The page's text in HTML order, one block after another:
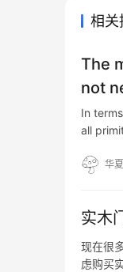
相关
The
not
In
all
华
实木
现在很
虑购买